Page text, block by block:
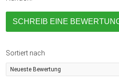
SCHREIB EINE
Sortiert nach